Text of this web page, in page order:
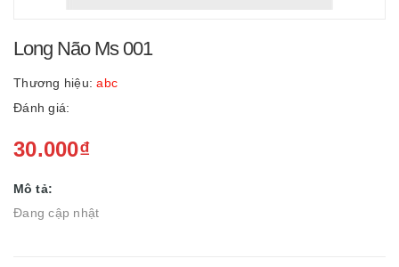
Long Não Ms 001
Thương hiệu: abc
Đánh giá:
30.000₫
Mô tả:
Đang cập nhật